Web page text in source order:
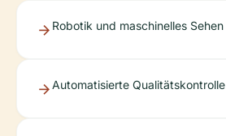
Robotik und maschinelles Sehen
Automatisierte Qualitätskontrolle